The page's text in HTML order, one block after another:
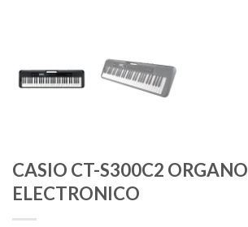
CASIO CT-S300C2 ORGANO
ELECTRONICO